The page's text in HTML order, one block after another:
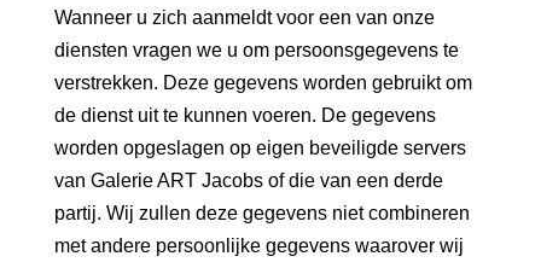
Wanneer u zich aanmeldt voor een van onze
diensten vragen we u om persoonsgegevens te
verstrekken. Deze gegevens worden gebruikt om
de dienst uit te kunnen voeren. De gegevens
worden opgeslagen op eigen beveiligde servers
van Galerie ART Jacobs of die van een derde
partij. Wij zullen deze gegevens niet combineren
met andere persoonlijke gegevens waarover wij